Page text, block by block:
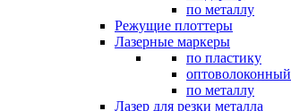
по металлу
Режущие плоттеры
Лазерные маркеры
по пластику
оптоволоконный
по металлу
Лазер для резки металла